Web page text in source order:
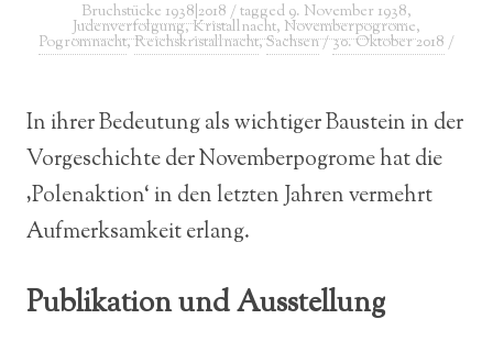
Bruchstücke 1938|2018 / tagged 9. November 1938,
Judenverfolgung,Kristallnacht, Novemberpogrome,
Pogromnacht,Reichskristallnacht,Sachsen/30. Oktober 2018 /
In ihrer Bedeutung als wichtiger Baustein in der
Vorgeschichte der Novemberpogrome hat die
‚Polenaktion‘ in den letzten Jahren vermehrt
Aufmerksamkeit erlang.
Publikation und Ausstellung